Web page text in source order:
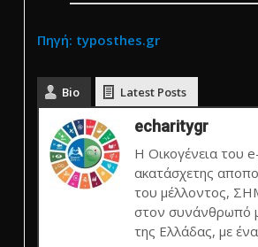
Πηγή: typosthes.gr
Bio Latest Posts
echaritygr
Η Οικογένεια του
ακατάσχετης
του μέλλοντος,
στον συνάνθρωπό
της Ελλάδας, με